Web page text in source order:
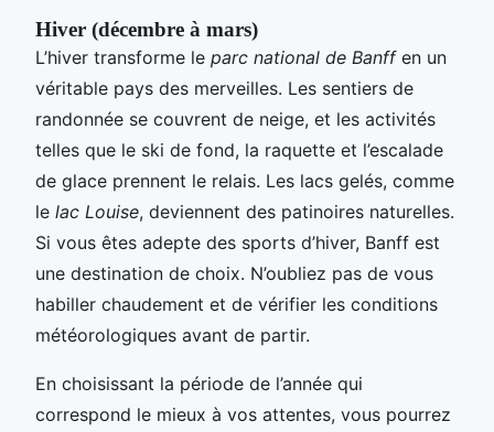
Hiver (décembre à mars)
L’hiver transforme le parc national de Banffen un
véritable pays des merveilles. Les sentiers de
randonnée se couvrent de neige, et les activités
telles que le ski de fond, la raquette et l’escalade
de glace prennent le relais. Les lacs gelés, comme
le lac Louise, deviennent des patinoires naturelles.
Si vous êtes adepte des sports d’hiver, Banff est
une destination de choix. N’oubliez pas de vous
habiller chaudement et de vérifier les conditions
météorologiques avant de partir.
En choisissant la période de l’année qui
correspond le mieux à vos attentes, vous pourrez